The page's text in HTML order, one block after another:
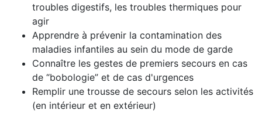
troubles digestifs, les troubles thermiques pour
agir
Apprendre à prévenir la contamination des
maladies infantiles au sein du mode de garde
Connaître les gestes de premiers secours en cas
de “bobologie” et de cas d'urgences
Remplir une trousse de secours selon les activités
(en intérieur et en extérieur)